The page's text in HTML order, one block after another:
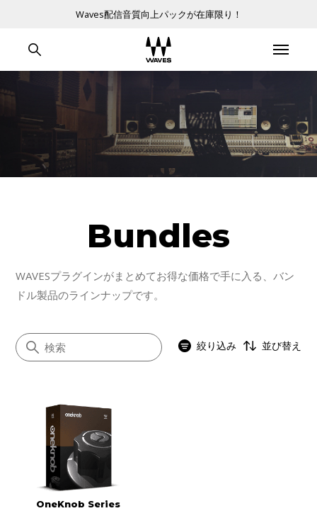
Waves配信音質向上パックが在庫限り！
Bundles
WAVESプラグインがまとめてお得な価格で手に入る、バン
ドル製品のラインナップです。
すべて
アナログモデリング
シグネイチャー
ノイズリダクション
インストゥルメント
絞り込み 並び替え
OneKnob Series